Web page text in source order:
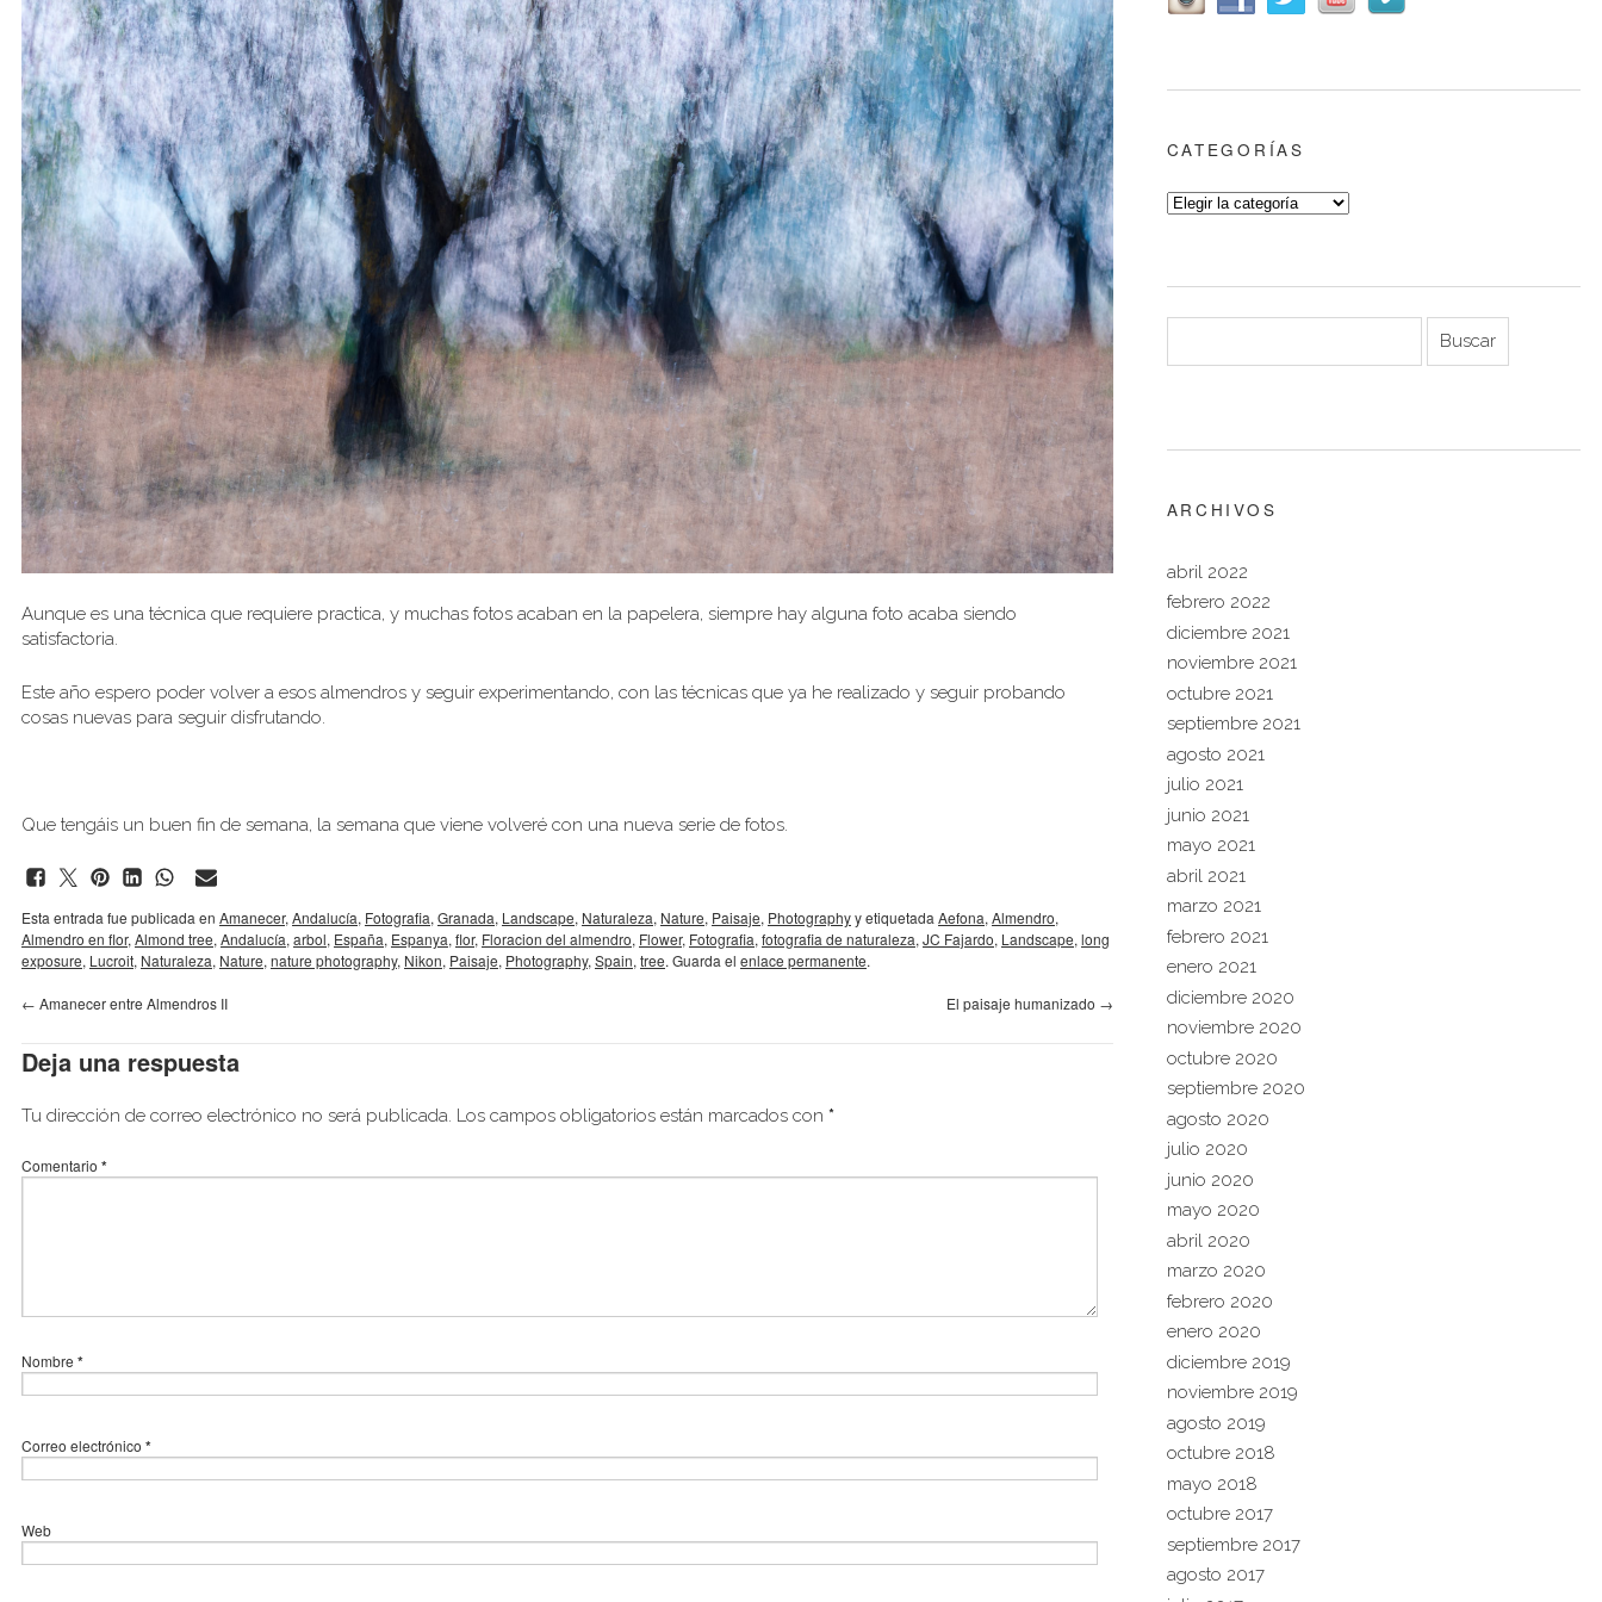
Aunque es una técnica que requiere practica, y muchas fotos acaban en la papelera, siempre hay alguna foto acaba siendo
satisfactoria.
Este año espero poder volver a esos almendros y seguir experimentando, con las técnicas que ya he realizado y seguir probando
cosas nuevas para seguir disfrutando.
Que tengáis un buen fin de semana, la semana que viene volveré con una nueva serie de fotos.
Esta entrada fue publicada en Amanecer, Andalucía, Fotografia, Granada, Landscape, Naturaleza, Nature, Paisaje, Photographyy etiquetada Aefona, Almendro,
Almendro en flor, Almond tree, Andalucía, arbol, España, Espanya, flor, Floracion del almendro, Flower, Fotografia, fotografia de naturaleza, JC Fajardo, Landscape, long
exposure, Lucroit, Naturaleza, Nature, nature photography, Nikon, Paisaje, Photography, Spain, tree. Guarda el enlace permanente.
← Amanecer entre Almendros II El paisaje humanizado →
Deja una respuesta
Tu dirección de correo electrónico no será publicada. Los campos obligatorios están marcados con *
Comentario *
Nombre *
Correo electrónico *
Web
CATEGORÍAS
ARCHIVOS
abril 2022
febrero 2022
diciembre 2021
noviembre 2021
octubre 2021
septiembre 2021
agosto 2021
julio 2021
junio 2021
mayo 2021
abril 2021
marzo 2021
febrero 2021
enero 2021
diciembre 2020
noviembre 2020
octubre 2020
septiembre 2020
agosto 2020
julio 2020
junio 2020
mayo 2020
abril 2020
marzo 2020
febrero 2020
enero 2020
diciembre 2019
noviembre 2019
agosto 2019
octubre 2018
mayo 2018
octubre 2017
septiembre 2017
agosto 2017